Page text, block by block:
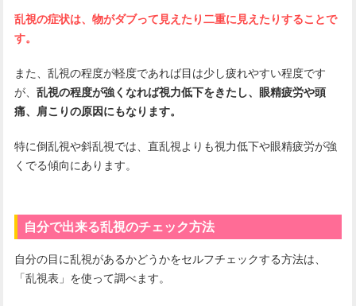
乱視の症状は、物がダブって見えたり二重に見えたりすることで
す。
また、乱視の程度が軽度であれば目は少し疲れやすい程度です
が、 乱視の程度が強くなれば視力低下をきたし、眼精疲労や頭
痛、肩こりの原因にもなります。
特に倒乱視や斜乱視では、直乱視よりも視力低下や眼精疲労が強
くでる傾向にあります。
自分で出来る乱視のチェック方法
自分の目に乱視があるかどうかをセルフチェックする方法は、
「乱視表」を使って調べます。